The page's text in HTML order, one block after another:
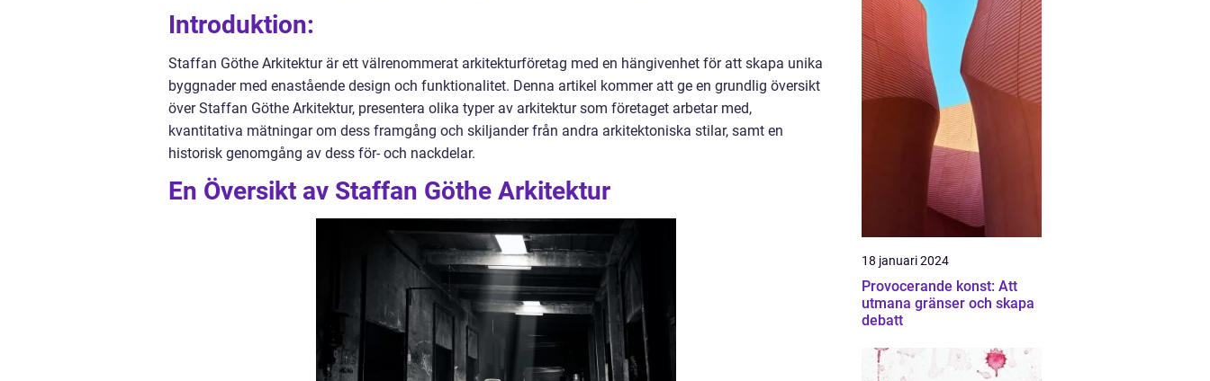
Introduktion:
Staffan Göthe Arkitektur är ett välrenommerat arkitekturföretag med en hängivenhet för att skapa unika
byggnader med enastående design och funktionalitet. Denna artikel kommer att ge en grundlig översikt
över Staffan Göthe Arkitektur, presentera olika typer av arkitektur som företaget arbetar med,
kvantitativa mätningar om dess framgång och skiljander från andra arkitektoniska stilar, samt en
historisk genomgång av dess för- och nackdelar.
En Översikt av Staffan Göthe Arkitektur
18 januari 2024
Provocerande konst: Att
utmana gränser och skapa
debatt